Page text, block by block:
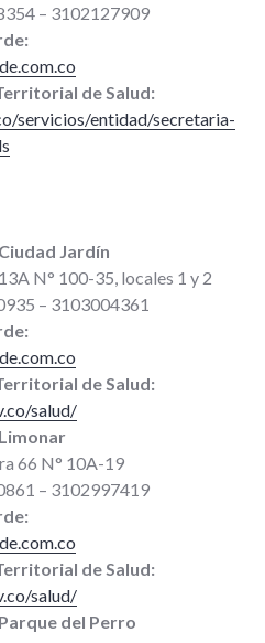
– 3102127909
de Salud:
servicios/entidad/secretaria-
Jardín
N° 100-35, locales 1 y 2
– 3103004361
de Salud:
salud/
66 N° 10A-19
– 3102997419
de Salud:
salud/
del Perro